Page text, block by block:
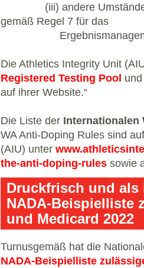
(iii) andere Umstände, in
gemäß Regel 7 für das
Die Athletics Integrity Unit
Registered Testing Pool
auf ihrer Website.“
Die Liste der Internationalen
WA Anti-Doping Rules sind
(AIU) unter
the-anti-doping-rules sowie
Druckfrisch und als
NADA-Beispielliste
und Medicard 2022
Turnusgemäß hat die
NADA-Beispielliste